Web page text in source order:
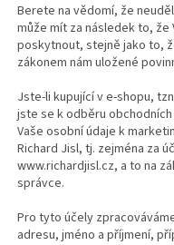
Berete na vědomí, že
může mít za následek to,
poskytnout, stejně jako to,
zákonem nám uložené
Jste-li kupující v e-shopu,
jste se k odběru
Vaše osobní údaje k
Richard Jisl, tj. zejména za
www.richardjisl.cz, a to na
správce.
Pro tyto účely
adresu, jméno a příjmení,